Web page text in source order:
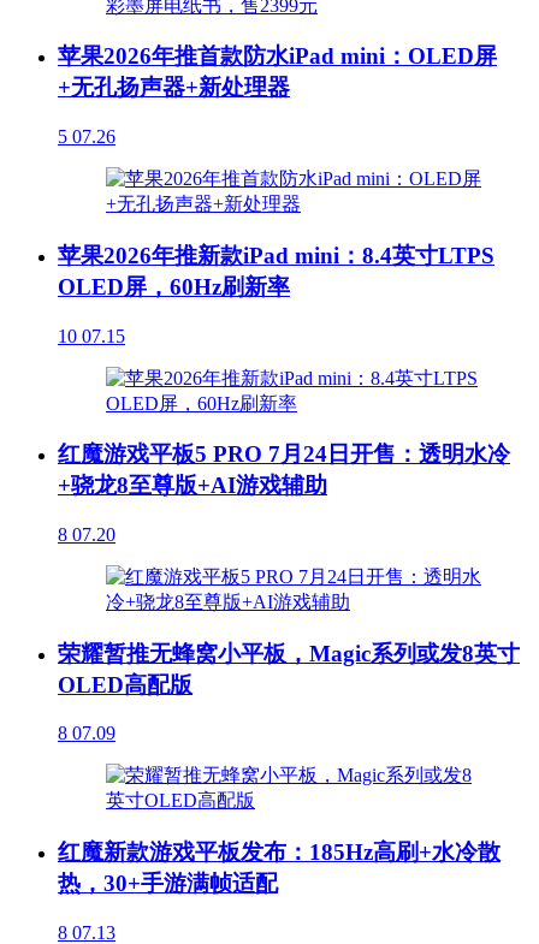
苹果2026年推首款防水iPad mini：OLED屏
+无孔扬声器+新处理器
5 07.26
苹果2026年推新款iPad mini：8.4英寸LTPS
OLED屏，60Hz刷新率
10 07.15
红魔游戏平板5 PRO 7月24日开售：透明水冷
+骁龙8至尊版+AI游戏辅助
8 07.20
荣耀暂推无蜂窝小平板，Magic系列或发8英寸
OLED高配版
8 07.09
红魔新款游戏平板发布：185Hz高刷+水冷散
热，30+手游满帧适配
8 07.13